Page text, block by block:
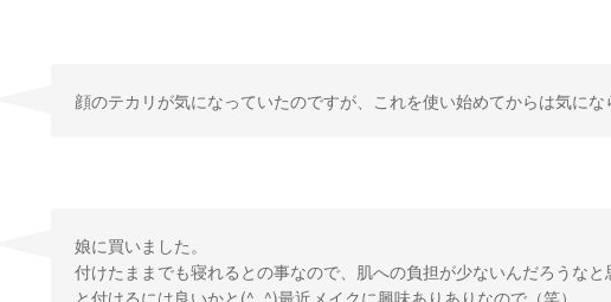
顔のテカリが気になっていたのですが、これを使い始めてからは気にな
娘に買いました。
付けたままでも寝れるとの事なので、肌への負担が少ないんだろうな
と付けるには良いかと(^_^)最近メイクに興味ありありなので（笑）